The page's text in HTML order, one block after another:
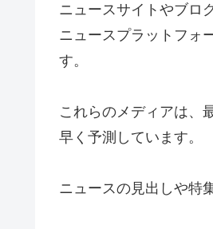
ニュースサイトやブロ
ニュースプラットフォ
す。
これらのメディアは、
早く予測しています。
ニュースの見出しや特